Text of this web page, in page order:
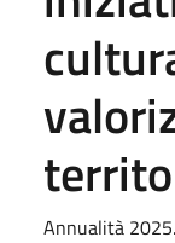
Annualità 2025.